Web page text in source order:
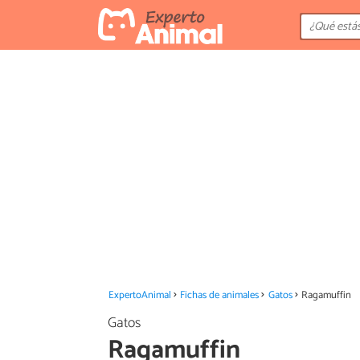
ExpertoAnimal Fichas de animales Gatos Ragamuffin
Gatos
Ragamuffin